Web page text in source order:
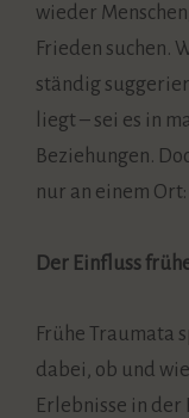
wieder
Frieden suchen.
ständig
liegt – sei es in
Beziehungen.
nur an einem
Der Einfluss
Frühe Traumata
dabei, ob und
Erlebnisse in